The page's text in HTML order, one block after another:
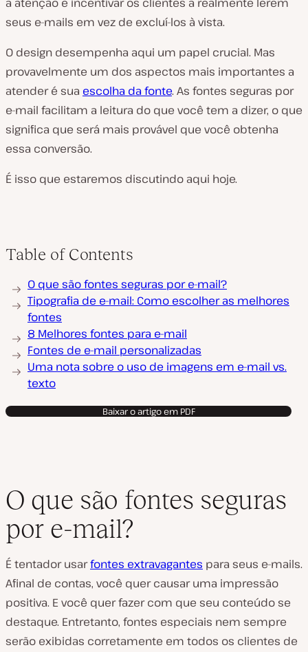
seus e-mails em vez de excluí-los à vista.
O design desempenha aqui um papel crucial. Mas
provavelmente um dos aspectos mais importantes a
atender é sua escolha da fonte. As fontes seguras por
e-mail facilitam a leitura do que você tem a dizer, o que
significa que será mais provável que você obtenha
essa conversão.
É isso que estaremos discutindo aqui hoje.
Table of Contents
O que são fontes seguras por e-mail?
Tipografia de e-mail: Como escolher as melhores
fontes
8 Melhores fontes para e-mail
Fontes de e-mail personalizadas
Uma nota sobre o uso de imagens em e-mail vs.
texto
Baixar o artigo em PDF
O que são fontes seguras
por e-mail?
É tentador usarfontes extravagantes para seus e-mails.
Afinal de contas, você quer causar uma impressão
positiva. E você quer fazer com que seu conteúdo se
destaque. Entretanto, fontes especiais nem sempre
serão exibidas corretamente em todos os clientes de